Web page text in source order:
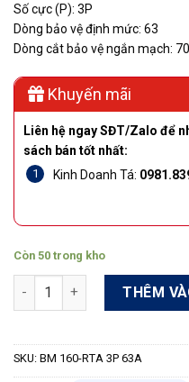
Số cực (P): 3P
Dòng bảo vệ định mức: 63
Dòng cắt bảo vệ ngắn mạch: 70
Khuyến mãi
Liên hệ ngay SĐT/Zalo để
sách bán tốt nhất:
Kinh Doanh Tá:
Còn 50 trong kho
Cầu dao tự động khối lớn
THÊM
SKU: BM 160-RTA 3P 63A